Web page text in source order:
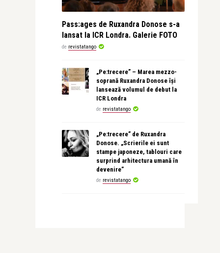
Pass:ages de Ruxandra Donose s-a
lansat la ICR Londra. Galerie FOTO
de revistatango
„Pe:trecere” – Marea mezzo-
soprană Ruxandra Donose își
lansează volumul de debut la
ICR Londra
de revistatango
„Pe:trecere” de Ruxandra
Donose. „Scrierile ei sunt
stampe japoneze, tablouri care
surprind arhitectura umană în
devenire”
de revistatango